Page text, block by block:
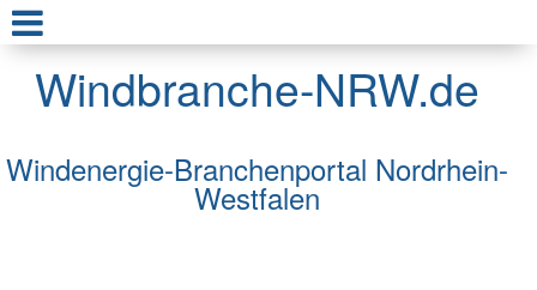
Windbranche-NRW.de
Windenergie-Branchenportal Nordrhein-
Westfalen